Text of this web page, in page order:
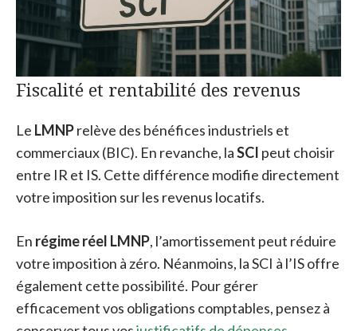
Fiscalité et rentabilité des revenus
Le LMNPrelève des bénéfices industriels et
commerciaux (BIC). En revanche, laSCI peut choisir
entre IR et IS. Cette différence modifie directement
votre imposition sur les revenus locatifs.
En régime réel LMNP, l’amortissement peut réduire
votre imposition à zéro. Néanmoins, la SCI à l’IS offre
également cette possibilité. Pour gérer
efficacement vos obligations comptables, pensez à